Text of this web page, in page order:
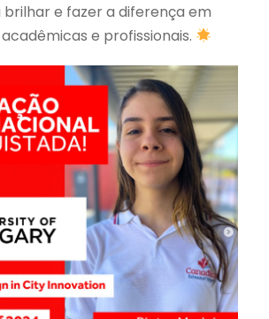
e fazer a diferença em
e profissionais.